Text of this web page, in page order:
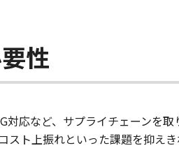
性
応など、サプライチェーンを
ト上振れといった課題を抑えき